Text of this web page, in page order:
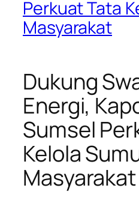
Perkuat Tata
Masyarakat
Dukung
Energi,
Sumsel
Kelola
Masyarakat